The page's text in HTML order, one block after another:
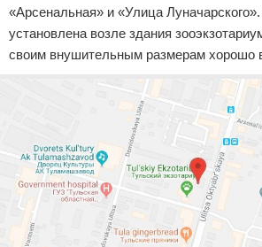
«Арсенальная» и «Улица
установлена возле здания
своим внушительным размерам хорошо